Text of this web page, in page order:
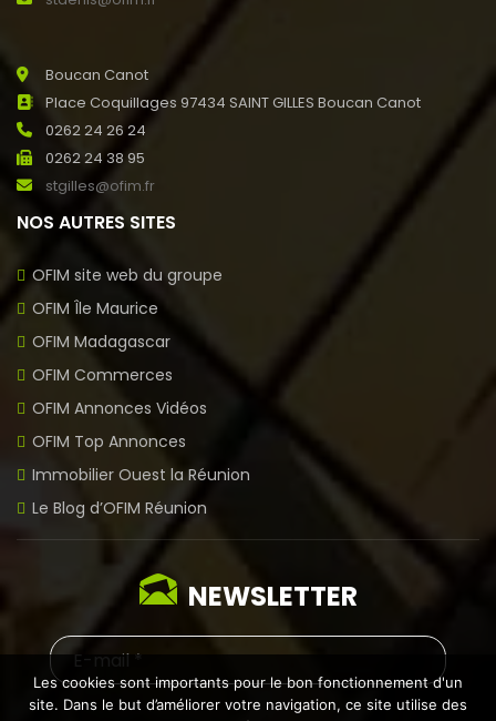
Boucan Canot
Place Coquillages 97434 SAINT GILLES Boucan Canot
0262 24 26 24
0262 24 38 95
stgilles@ofim.fr
NOS AUTRES SITES
OFIM site web du groupe
OFIM Île Maurice
OFIM Madagascar
OFIM Commerces
OFIM Annonces Vidéos
OFIM Top Annonces
Immobilier Ouest la Réunion
Le Blog d’OFIM Réunion
NEWSLETTER
Les cookies sont importants pour le bon fonctionnement d'un
site. Dans le but d’améliorer votre navigation, ce site utilise des